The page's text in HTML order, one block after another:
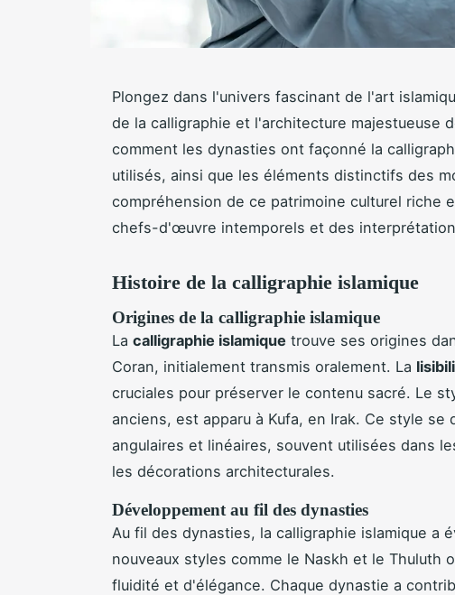
Plongez dans l'univers fascinant de l'art
de la calligraphie et l'architecture majestueuse
comment les dynasties ont façonné la
utilisés, ainsi que les éléments distinctifs des
compréhension de ce patrimoine culturel riche
chefs-d'œuvre intemporels et des
Histoire de la calligraphie islamique
Origines de la calligraphie islamique
La calligraphie islamique trouve ses origines
Coran, initialement transmis oralement. La
cruciales pour préserver le contenu sacré. Le
anciens, est apparu à Kufa, en Irak. Ce style se
angulaires et linéaires, souvent utilisées dans
les décorations architecturales.
Développement au fil des dynasties
Au fil des dynasties, la calligraphie islamique a
nouveaux styles comme le Naskh et le Thuluth
fluidité et d'élégance. Chaque dynastie a